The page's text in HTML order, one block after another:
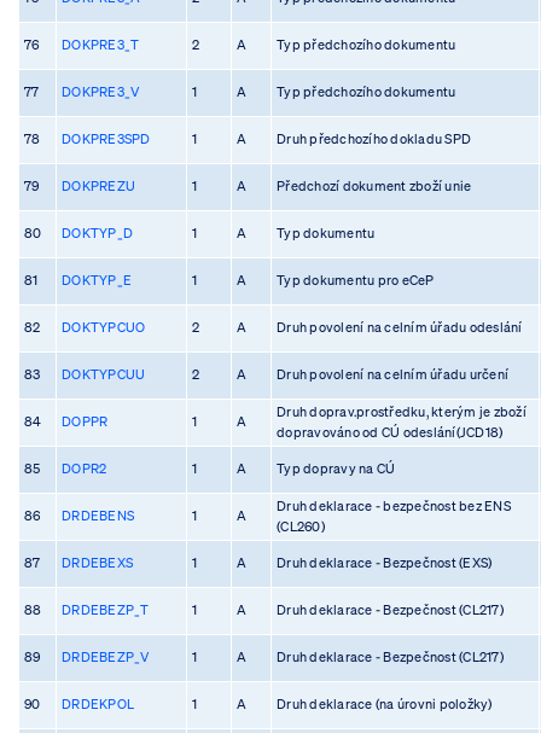
76 DOKPRE3_T 2 A Typ předchozího dokumentu
77 DOKPRE3_V 1 A Typ předchozího dokumentu
78 DOKPRE3SPD 1 A Druh předchozího dokladu SPD
79 DOKPREZU 1 A Předchozí dokument zboží unie
80 DOKTYP_D 1 A Typ dokumentu
81 DOKTYP_E 1 A Typ dokumentu pro eCeP
82 DOKTYPCUO 2 A Druh povolení na celním úřadu odeslání
83 DOKTYPCUU 2 A Druh povolení na celním úřadu určení
84 DOPPR 1 A
Druh doprav.prostředku, kterým je zboží
dopravováno od CÚ odeslání(JCD18)
85 DOPR2 1 A Typ dopravy na CÚ
86 DRDEBENS 1 A
Druh deklarace - bezpečnost bez ENS
(CL260)
87 DRDEBEXS 1 A Druh deklarace - Bezpečnost (EXS)
88 DRDEBEZP_T 1 A Druh deklarace - Bezpečnost (CL217)
89 DRDEBEZP_V 1 A Druh deklarace - Bezpečnost (CL217)
90 DRDEKPOL 1 A Druh deklarace (na úrovni položky)